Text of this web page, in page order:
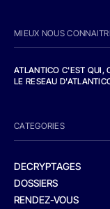
MIEUX NOUS
ATLANTICO C'EST QUI,
LE RESEAU
CATEGORIES
DECRYPTAGES
DOSSIERS
RENDEZ-VOUS